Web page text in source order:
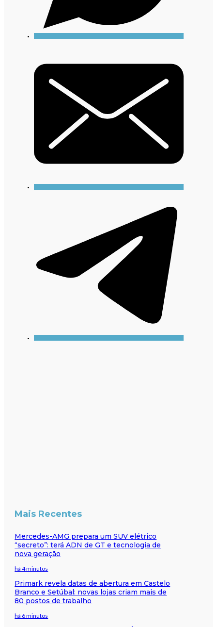
Mais Recentes
Mercedes-AMG prepara um SUV elétrico
“secreto”: terá ADN de GT e tecnologia de
nova geração
há 4 minutos
Primark revela datas de abertura em Castelo
Branco e Setúbal: novas lojas criam mais de
80 postos de trabalho
há 6 minutos